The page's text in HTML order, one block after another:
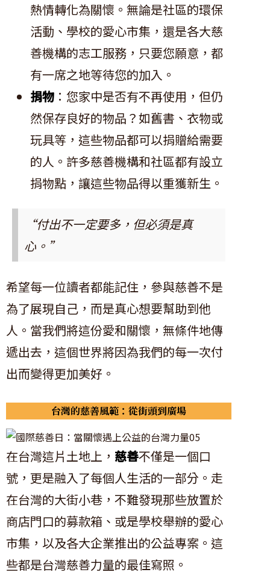
熱情轉化為關懷。無論是社區的環保
活動、學校的愛心市集，還是各大慈
善機構的志工服務，只要您願意，都
有一席之地等待您的加入。
捐物 ：您家中是否有不再使用，但仍
然保存良好的物品？如舊書、衣物或
玩具等，這些物品都可以捐贈給需要
的人。許多慈善機構和社區都有設立
捐物點，讓這些物品得以重獲新生。
“付出不一定要多，但必須是真
心。”
希望每一位讀者都能記住，參與慈善不是
為了展現自己，而是真心想要幫助到他
人。當我們將這份愛和關懷，無條件地傳
遞出去，這個世界將因為我們的每一次付
出而變得更加美好。
台灣的慈善風範：從街頭到廣場
在台灣這片土地上， 慈善不僅是一個口
號，更是融入了每個人生活的一部分。走
在台灣的大街小巷，不難發現那些放置於
商店門口的募款箱、或是學校舉辦的愛心
市集，以及各大企業推出的公益專案。這
些都是台灣慈善力量的最佳寫照。